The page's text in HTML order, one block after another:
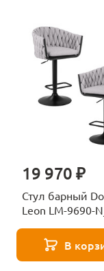
19 970 ₽
Стул барный
Leon LM-9690-
11161
В